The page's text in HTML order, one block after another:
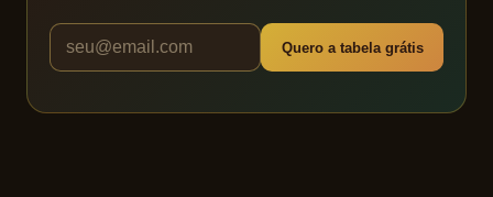
Quero a tabela grátis